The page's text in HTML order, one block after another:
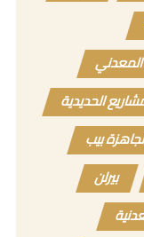
الحديدية
بيب
بيرلن